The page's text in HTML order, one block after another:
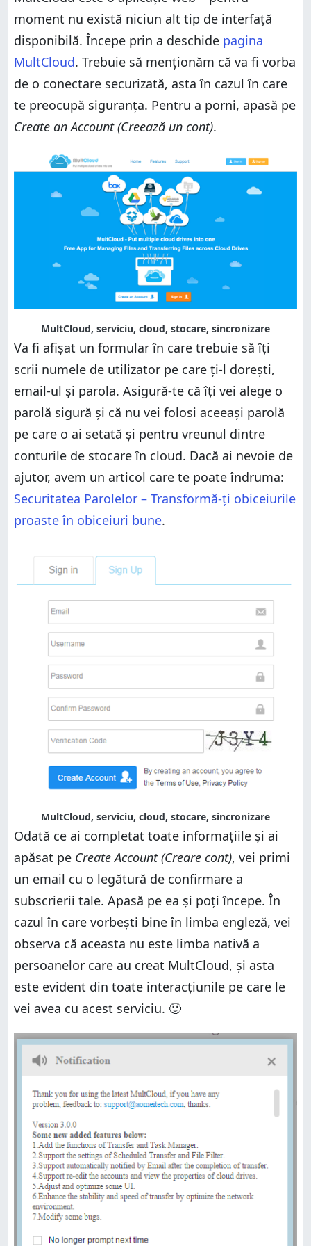
MultCloud: Atenționări și limitări
Verdict
MultCloud: Atenționări și limitări
Verdict
moment nu există niciun alt tip de interfață
disponibilă. Începe prin a deschide pagina
MultCloud. Trebuie să menționăm că va fi vorba
de o conectare securizată, asta în cazul în care
te preocupă siguranța. Pentru a porni, apasă pe
Create an Account (Creează un cont).
MultCloud, serviciu, cloud, stocare, sincronizare
Va fi afișat un formular în care trebuie să îți
scrii numele de utilizator pe care ți-l dorești,
email-ul și parola. Asigură-te că îți vei alege o
parolă sigură și că nu vei folosi aceeași parolă
pe care o ai setată și pentru vreunul dintre
conturile de stocare în cloud. Dacă ai nevoie de
ajutor, avem un articol care te poate îndruma:
Securitatea Parolelor – Transformă-ți obiceiurile
proaste în obiceiuri bune.
MultCloud, serviciu, cloud, stocare, sincronizare
Odată ce ai completat toate informațiile și ai
apăsat pe Create Account (Creare cont), vei primi
un email cu o legătură de confirmare a
subscrierii tale. Apasă pe ea și poți începe. În
cazul în care vorbești bine în limba engleză, vei
observa că aceasta nu este limba nativă a
persoanelor care au creat MultCloud, și asta
este evident din toate interacțiunile pe care le
vei avea cu acest serviciu. 🙂